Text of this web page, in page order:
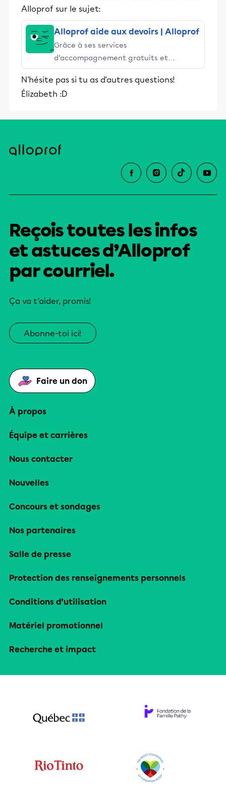
Alloprof sur le sujet:
Alloprof aide aux devoirs | Alloprof
Grâce à ses services
d’accompagnement gratuits et
stimulants, Alloprof engage les élèves
et leurs parents dans la réussite
éducative.
N'hésite pas si tu as d'autres questions!
Élizabeth :D
Reçois toutes les infos
et astuces d’Alloprof
par courriel.
Ça va t’aider, promis!
Abonne-toi ici!
Faire un don
À propos
Équipe et carrières
Nous contacter
Nouvelles
Concours et sondages
Nos partenaires
Salle de presse
Protection des renseignements personnels
Conditions d’utilisation
Matériel promotionnel
Recherche et impact